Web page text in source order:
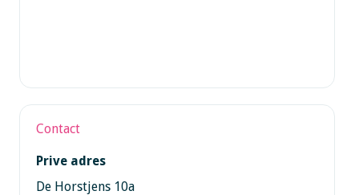
Contact
Prive adres
De Horstjens 10a